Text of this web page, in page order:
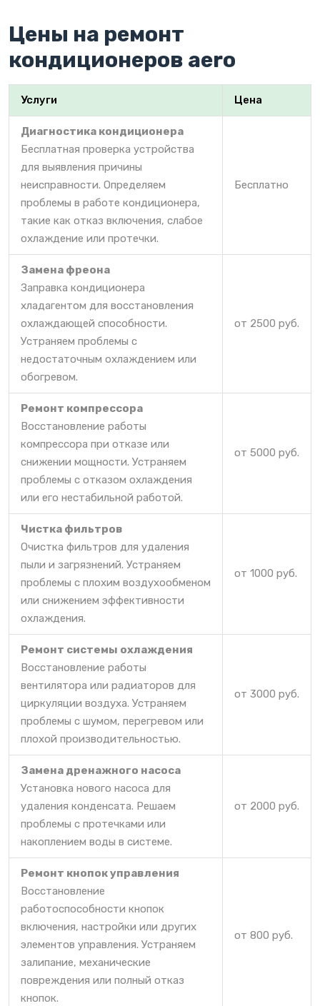
Цены на ремонт
кондиционеров aero
Услуги Цена
Диагностика кондиционера
Бесплатная проверка устройства
для выявления причины
неисправности. Определяем
проблемы в работе кондиционера,
такие как отказ включения, слабое
охлаждение или протечки.
Бесплатно
Замена фреона
Заправка кондиционера
хладагентом для восстановления
охлаждающей способности.
Устраняем проблемы с
недостаточным охлаждением или
обогревом.
от 2500 руб.
Ремонт компрессора
Восстановление работы
компрессора при отказе или
снижении мощности. Устраняем
проблемы с отказом охлаждения
или его нестабильной работой.
от 5000 руб.
Чистка фильтров
Очистка фильтров для удаления
пыли и загрязнений. Устраняем
проблемы с плохим воздухообменом
или снижением эффективности
охлаждения.
от 1000 руб.
Ремонт системы охлаждения
Восстановление работы
вентилятора или радиаторов для
циркуляции воздуха. Устраняем
проблемы с шумом, перегревом или
плохой производительностью.
от 3000 руб.
Замена дренажного насоса
Установка нового насоса для
удаления конденсата. Решаем
проблемы с протечками или
накоплением воды в системе.
от 2000 руб.
Ремонт кнопок управления
Восстановление
работоспособности кнопок
включения, настройки или других
элементов управления. Устраняем
залипание, механические
повреждения или полный отказ
кнопок.
от 800 руб.